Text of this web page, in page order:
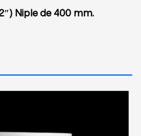
Niple de 400 mm.